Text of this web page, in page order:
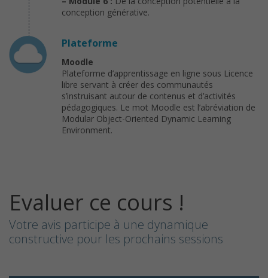
conception générative.
Plateforme
Moodle
Plateforme d’apprentissage en ligne sous Licence
libre servant à créer des communautés
s’instruisant autour de contenus et d’activités
pédagogiques. Le mot Moodle est l’abréviation de
Modular Object-Oriented Dynamic Learning
Environment.
Evaluer ce cours !
Votre avis participe à une dynamique
constructive pour les prochains sessions